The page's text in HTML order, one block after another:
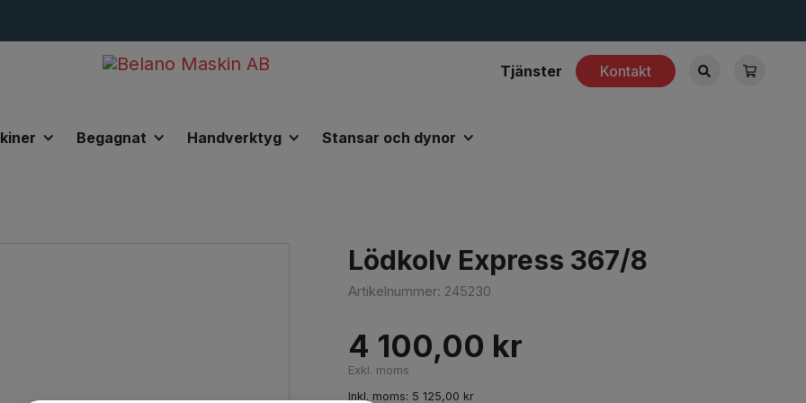
Tjänster Kontakt
Begagnat Handverktyg Stansar och dynor
Lödkolv Express 367/8
Lödkolv Express 367/8
Artikelnummer: 245230
4 100,00 kr
Exkl. moms
Inkl. moms: 5 125,00 kr